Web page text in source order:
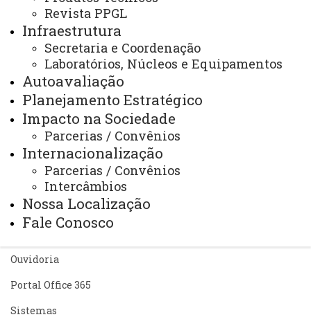
Revista PPGL
Infraestrutura
Secretaria e Coordenação
Laboratórios, Núcleos e Equipamentos
Autoavaliação
Planejamento Estratégico
Impacto na Sociedade
Parcerias / Convênios
Internacionalização
Parcerias / Convênios
Intercâmbios
Nossa Localização
Fale Conosco
SOCIAL/CAPES.
ACESSE
Acesso Restrito (Editores do Portal)
Arquivo Virtual
Bibliotecas
Identidade Visual
Ouvidoria
Portal Office 365
Sistemas